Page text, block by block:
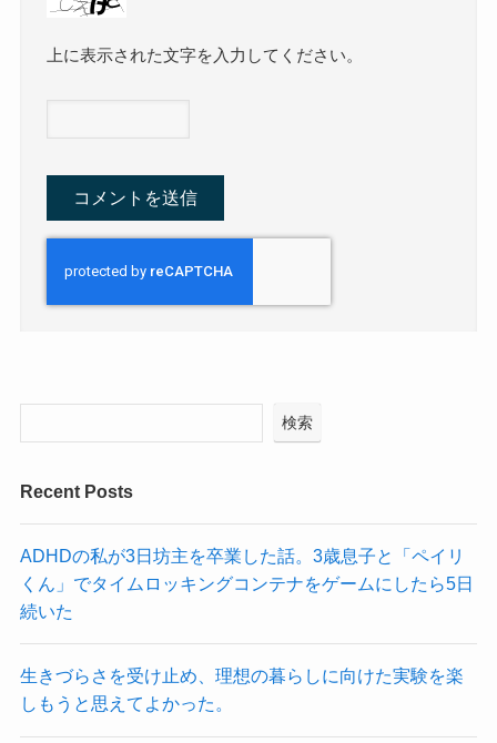
上に表示された文字を入力してください。
検索
Recent Posts
ADHDの私が3日坊主を卒業した話。3歳息子と「ペイリ
くん」でタイムロッキングコンテナをゲームにしたら5日
続いた
生きづらさを受け止め、理想の暮らしに向けた実験を楽
しもうと思えてよかった。